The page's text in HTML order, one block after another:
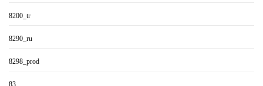
8200_tr
8290_ru
8298_prod
83